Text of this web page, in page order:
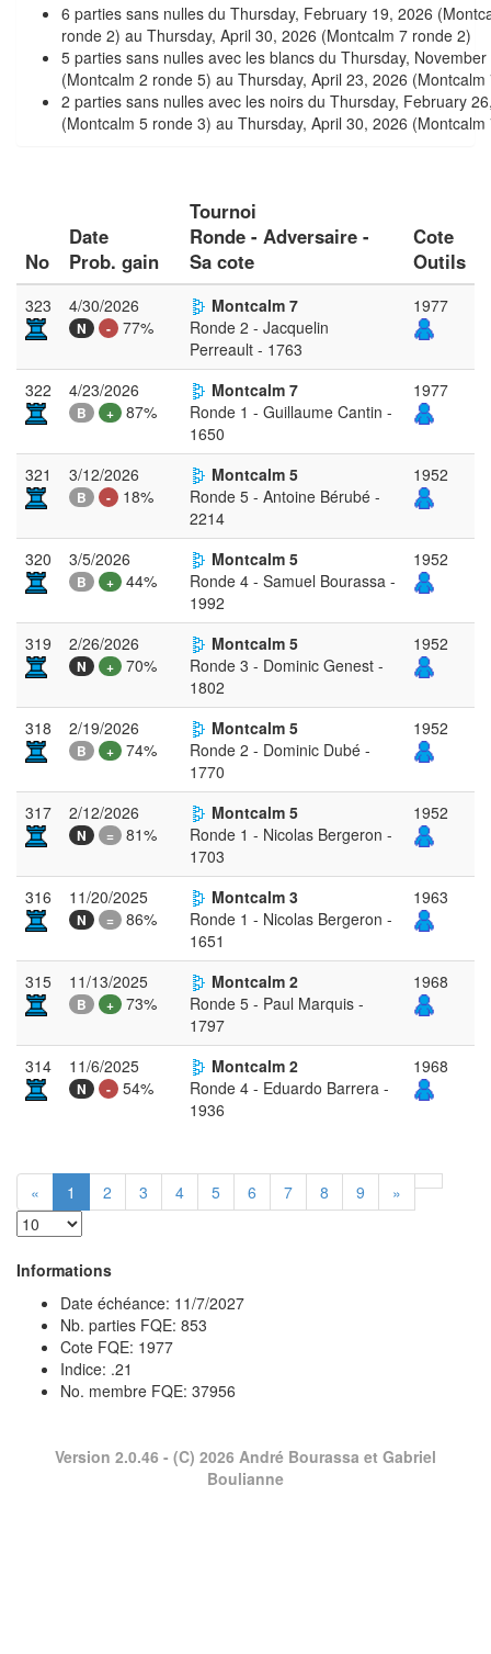
6 parties sans nulles du Thursday, February 19, 2026
ronde 2) au Thursday, April 30, 2026 (Montcalm 7 ronde 2)
5 parties sans nulles avec les blancs du Thursday,
(Montcalm 2 ronde 5) au Thursday, April 23, 2026
2 parties sans nulles avec les noirs du Thursday, February
(Montcalm 5 ronde 3) au Thursday, April 30, 2026
No
Date
Prob. gain
Tournoi
Ronde - Adversaire -
Sa cote
Cote
Outils
323 4/30/2026
N - 77%
Montcalm 7
Ronde 2 - Jacquelin
Perreault - 1763
1977
322 4/23/2026
B + 87%
Montcalm 7
Ronde 1 - Guillaume Cantin -
1650
1977
321 3/12/2026
B - 18%
Montcalm 5
Ronde 5 - Antoine Bérubé -
2214
1952
320 3/5/2026
B + 44%
Montcalm 5
Ronde 4 - Samuel Bourassa -
1992
1952
319 2/26/2026
N + 70%
Montcalm 5
Ronde 3 - Dominic Genest -
1802
1952
318 2/19/2026
B + 74%
Montcalm 5
Ronde 2 - Dominic Dubé -
1770
1952
317 2/12/2026
N = 81%
Montcalm 5
Ronde 1 - Nicolas Bergeron -
1703
1952
316 11/20/2025
N = 86%
Montcalm 3
Ronde 1 - Nicolas Bergeron -
1651
1963
315 11/13/2025
B + 73%
Montcalm 2
Ronde 5 - Paul Marquis -
1797
1968
314 11/6/2025
N - 54%
Montcalm 2
Ronde 4 - Eduardo Barrera -
1936
1968
« 1 2 3 4 5 6 7 8 9 »
Informations
Date échéance: 11/7/2027
Nb. parties FQE: 853
Cote FQE: 1977
Indice: .21
No. membre FQE: 37956
Version 2.0.46 - (C) 2026 André Bourassa et Gabriel
Boulianne